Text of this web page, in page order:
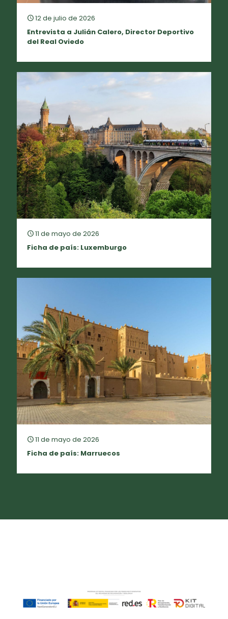
12 de julio de 2026
Entrevista a Julián Calero, Director Deportivo
del Real Oviedo
11 de mayo de 2026
Ficha de país: Luxemburgo
11 de mayo de 2026
Ficha de país: Marruecos